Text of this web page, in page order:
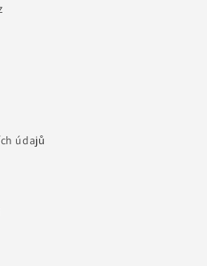
údajů